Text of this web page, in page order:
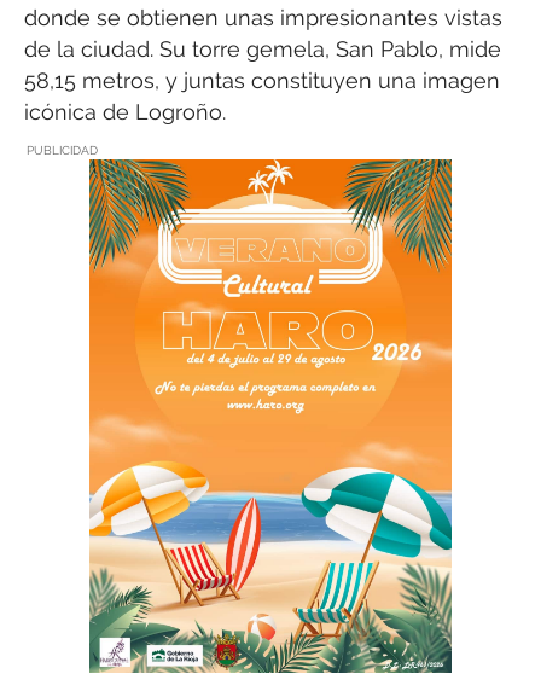
donde se obtienen unas impresionantes vistas
de la ciudad. Su torre gemela, San Pablo, mide
58,15 metros, y juntas constituyen una imagen
icónica de Logroño.
PUBLICIDAD